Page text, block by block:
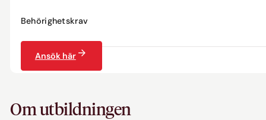
Om utbildningen
Behörighetskrav
Ansök här